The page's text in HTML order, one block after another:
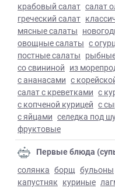
крабовый салат салат
греческий салат
мясные салаты
овощные салаты с
постные салаты
со свининой из
с ананасами с
салат с креветками с
с копченой курицей с
с яйцами селедка под
фруктовые
Первые блюда
солянка борщ бульоны
капустняк куриные